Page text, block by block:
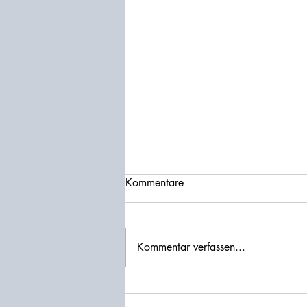
Die Bretter, die die Welt
Kommentare
Kommentar verfassen...